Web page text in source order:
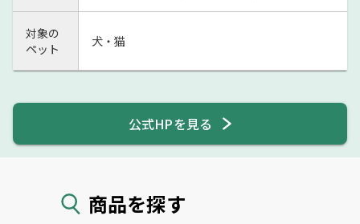
商品を探す
対象の
ペット
犬・猫
公式HPを見る